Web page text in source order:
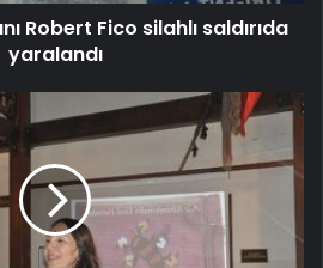
Robert Fico silahlı saldırıda
yaralandı